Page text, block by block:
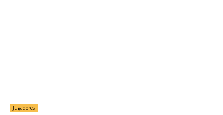
Jugadores